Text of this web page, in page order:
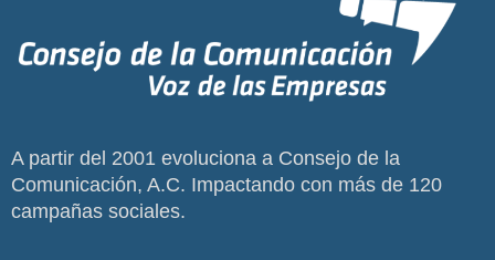
A partir del 2001 evoluciona a Consejo de la
Comunicación, A.C. Impactando con más de 120
campañas sociales.